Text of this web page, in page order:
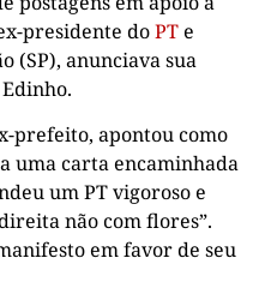
presidente doPTe
(SP), anunciava sua
prefeito, apontou como
uma carta encaminhada
um PT vigoroso e
não com flores”.
em favor de seu